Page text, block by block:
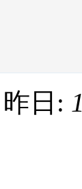
日: